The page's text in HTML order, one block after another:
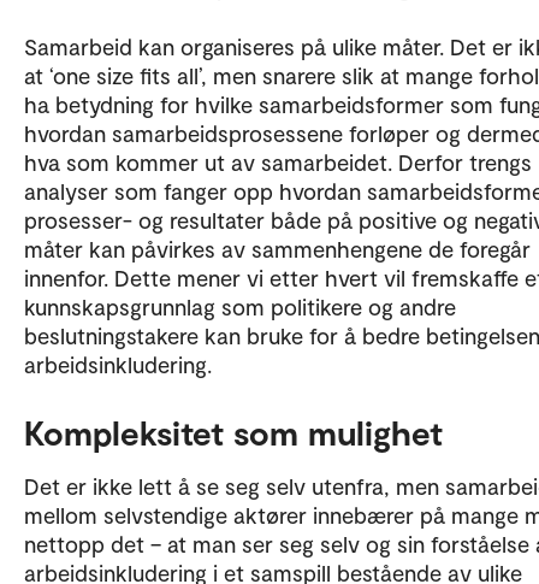
Samarbeid kan organiseres på ulike måter. Det er
at ‘one size fits all’, men snarere slik at mange
ha betydning for hvilke samarbeidsformer som
hvordan samarbeidsprosessene forløper og
hva som kommer ut av samarbeidet. Derfor trengs
analyser som fanger opp hvordan
prosesser- og resultater både på positive og
måter kan påvirkes av sammenhengene de foregår
innenfor. Dette mener vi etter hvert vil fremskaffe
kunnskapsgrunnlag som politikere og andre
beslutningstakere kan bruke for å bedre
arbeidsinkludering.
Kompleksitet som mulighet
Det er ikke lett å se seg selv utenfra, men
mellom selvstendige aktører innebærer på mange
nettopp det – at man ser seg selv og sin forståelse
arbeidsinkludering i et samspill bestående av ulike